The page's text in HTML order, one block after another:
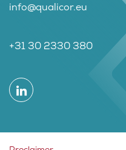
info@qualicor.eu
+31 30 2330 380